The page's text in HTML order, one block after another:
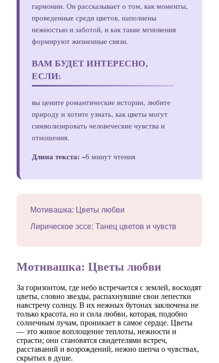
гармонии. Он рассказывает о том, как моменты,
проведенные среди цветов, наполнены
нежностью и заботой, и как такие мгновения
формируют жизненные связи.
ВАМ БУДЕТ ИНТЕРЕСНО,
ЕСЛИ:
вы цените романтические истории, любите
природу и хотите узнать, как цветы могут
символизировать человеческие чувства и
отношения.
Длина текста: ~6 минут чтения
Мотивашка: Цветы любви
Лирическое эссе: Танец цветов и чувств
Мотивашка: Цветы любви
За горизонтом, где небо встречается с землей, восходят
цветы, словно звезды, распахнувшие свои лепестки
навстречу солнцу. В их нежных бутонах заключена не
только красота, но и сила любви, которая, подобно
солнечным лучам, проникает в самое сердце. Цветы
— это живое воплощение теплоты, нежности и
страсти; они становятся свидетелями встреч,
расставаний и возрождений, нежно шепча о чувствах,
скрытых в душе.